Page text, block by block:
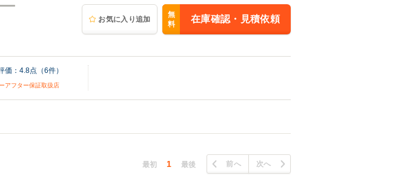
お気に入り追加
無
料
在庫確認・見積依頼
価： 4.8点（6件）
アフター保証取扱店
最初 1 最後 前へ 次へ